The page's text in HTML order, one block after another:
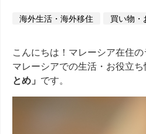
海外生活・海外移住 買い物・
こんにちは！マレーシア在住
マレーシアでの生活・お役立
とめ」 です。